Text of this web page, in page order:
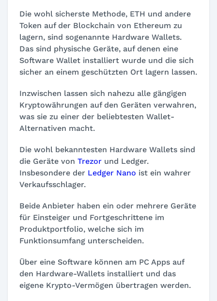
Die wohl sicherste Methode, ETH und andere
Token auf der Blockchain von Ethereum zu
lagern, sind sogenannte Hardware Wallets.
Das sind physische Geräte, auf denen eine
Software Wallet installiert wurde und die sich
sicher an einem geschützten Ort lagern lassen.
Inzwischen lassen sich nahezu alle gängigen
Kryptowährungen auf den Geräten verwahren,
was sie zu einer der beliebtesten Wallet-
Alternativen macht.
Die wohl bekanntesten Hardware Wallets sind
die Geräte von Trezor und Ledger.
Insbesondere der Ledger Nano ist ein wahrer
Verkaufsschlager.
Beide Anbieter haben ein oder mehrere Geräte
für Einsteiger und Fortgeschrittene im
Produktportfolio, welche sich im
Funktionsumfang unterscheiden.
Über eine Software können am PC Apps auf
den Hardware-Wallets installiert und das
eigene Krypto-Vermögen übertragen werden.